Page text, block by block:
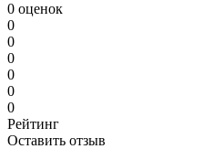
0 оценок
0
0
0
0
0
0
Рейтинг
Оставить отзыв